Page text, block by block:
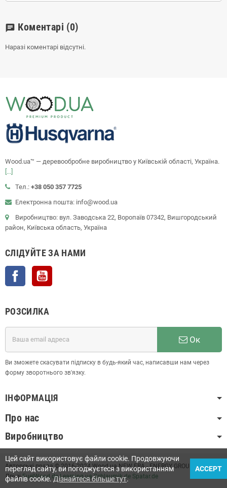
chat Коментарі (0)
Наразі коментарі відсутні.
Wood.ua™ — деревообробне виробництво у Київській області, Україна.
[...]
Тел.: +38 050 357 7725
Електронна пошта: info@wood.ua
Виробництво: вул. Заводська 22, Воропаїв 07342, Вишгородський
район, Київська область, Україна
СЛІДУЙТЕ ЗА НАМИ
Facebook
РОЗСИЛКА
Ок
Ви зможете скасувати підписку в будь-який час, написавши нам через
форму зворотнього зв'язку.
ІНФОРМАЦІЯ
Про нас
Виробництво
Авторські права © 2016-2024 Wood.ua NEW ERA - ENERGY GROUP LLC
ДрузіFuelWood.de Learning.ua Schlaumik.de Spatar.de
Цей сайт використовує файли cookie. Продовжуючи
перегляд сайту, ви погоджуєтеся з використанням
файлів cookie.Дізнайтеся більше тут.
ACCEPT